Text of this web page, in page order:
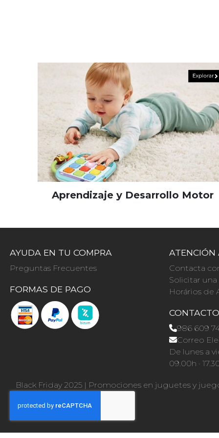
Aprendizaje y Desarrollo Motor
AYUDA EN TU COMPRA
Preguntas Frecuentes
FORMAS DE PAGO
ATENCIÓN
Contacta
Solicitar
Horários de
CONTACTO
986 609
Correo
De lunes a
09.00h ·
Black Friday 2025 | Promociones en juguetes y